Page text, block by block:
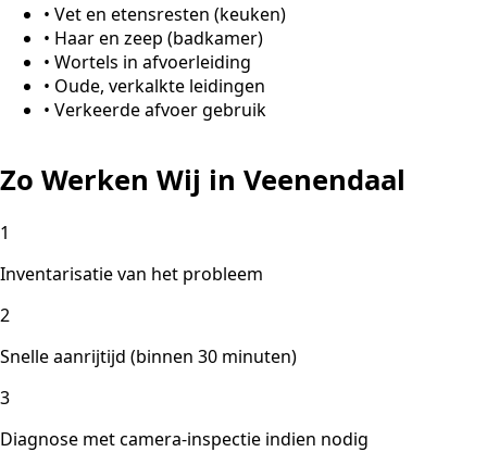
• Vet en etensresten (keuken)
• Haar en zeep (badkamer)
• Wortels in afvoerleiding
• Oude, verkalkte leidingen
• Verkeerde afvoer gebruik
Zo Werken Wij in Veenendaal
1
Inventarisatie van het probleem
2
Snelle aanrijtijd (binnen 30 minuten)
3
Diagnose met camera-inspectie indien nodig